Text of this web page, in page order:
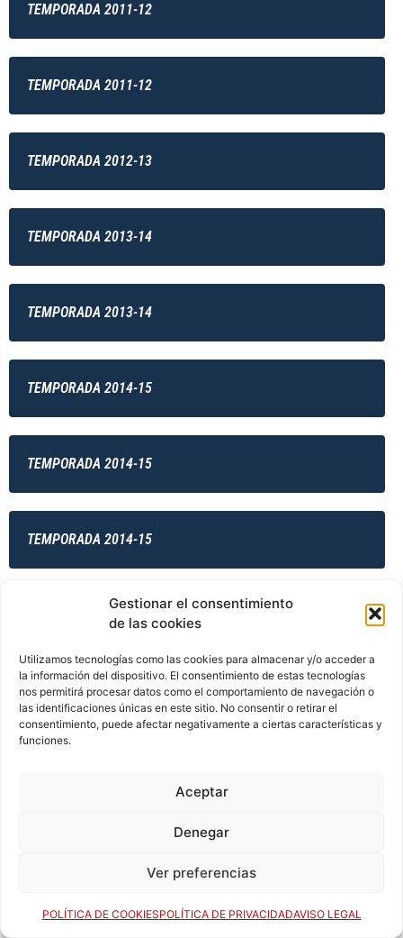
Gestionar el consentimiento
de las cookies
Utilizamos tecnologías como las cookies para almacenar y/o acceder a
la información del dispositivo. El consentimiento de estas tecnologías
nos permitirá procesar datos como el comportamiento de navegación o
las identificaciones únicas en este sitio. No consentir o retirar el
consentimiento, puede afectar negativamente a ciertas características y
funciones.
Aceptar
Denegar
Ver preferencias
POLÍTICA DE COOKIESPOLÍTICA DE PRIVACIDADAVISO LEGAL
TEMPORADA 2011-12
TEMPORADA 2011-12
TEMPORADA 2012-13
TEMPORADA 2013-14
TEMPORADA 2013-14
TEMPORADA 2014-15
TEMPORADA 2014-15
TEMPORADA 2014-15
TEMPORADA 2014-15
TEMPORADA 2014-15
TEMPORADA 2015-16